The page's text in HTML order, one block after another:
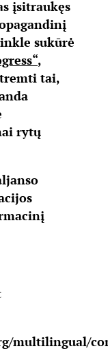
įsitraukęs
sukūrė
,
tai,
rytų
multilingual/